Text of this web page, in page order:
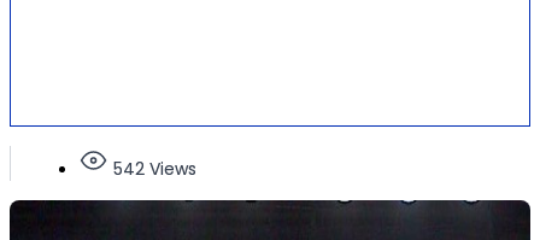
542 Views